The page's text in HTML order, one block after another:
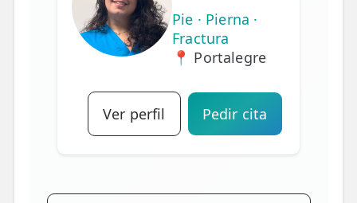
Pie · Pierna ·
Fractura
📍 Portalegre
Ver perfil Pedir cita